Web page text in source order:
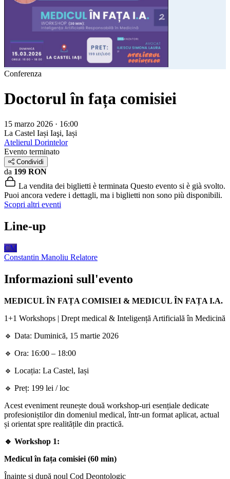
Conferenza
Doctorul în fața comisiei
15 marzo 2026 · 16:00
La Castel Iași Iaşi, Iași
Atelierul Dorintelor
Evento terminato
Condividi
da 199 RON
La vendita dei biglietti è terminata Questo evento si è già svolto.
Puoi ancora vedere i dettagli, ma i biglietti non sono più disponibili.
Scopri altri eventi
Line-up
CM
Constantin Manoliu Relatore
Informazioni sull'evento
MEDICUL ÎN FAȚA COMISIEI & MEDICUL ÎN FAȚA I.A.
1+1 Workshops | Drept medical & Inteligență Artificială în Medicină
🔹 Data: Duminică, 15 martie 2026
🔹 Ora: 16:00 – 18:00
🔹 Locația: La Castel, Iași
🔹 Preț: 199 lei / loc
Acest eveniment reunește două workshop-uri esențiale dedicate
profesioniștilor din domeniul medical, într-un format aplicat, actual
și orientat spre realitățile din practică.
🔹 Workshop 1:
Medicul în fața comisiei (60 min)
Înainte și după noul Cod Deontologic